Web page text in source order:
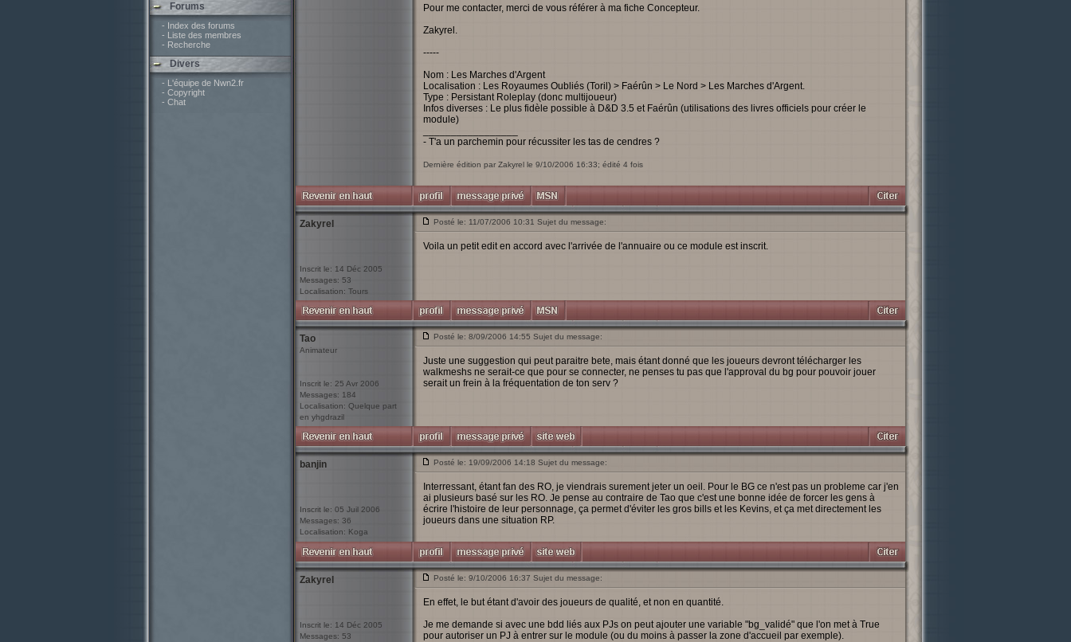
Forums
- Index des forums
- Liste des membres
- Recherche
Divers
- L'équipe de Nwn2.fr
- Copyright
- Chat
Pour me contacter, merci de vous référer à ma fiche Concepteur.
Zakyrel.
-----
Nom : Les Marches d'Argent
Localisation : Les Royaumes Oubliés (Toril) > Faérûn > Le Nord > Les Marches d'Argent.
Type : Persistant Roleplay (donc multijoueur)
Infos diverses : Le plus fidèle possible à D&D 3.5 et Faérûn (utilisations des livres officiels pour créer le
module)
- T'a un parchemin pour récussiter les tas de cendres ?
Dernière édition par Zakyrel le 9/10/2006 16:33; édité 4 fois
Zakyrel
Inscrit le: 14 Déc 2005
Messages: 53
Localisation: Tours
Posté le: 11/07/2006 10:31 Sujet du message:
Voila un petit edit en accord avec l'arrivée de l'annuaire ou ce module est inscrit.
Tao
Animateur
Inscrit le: 25 Avr 2006
Messages: 184
Localisation: Quelque part
en yhgdrazil
Posté le: 8/09/2006 14:55 Sujet du message:
Juste une suggestion qui peut paraitre bete, mais étant donné que les joueurs devront télécharger les
walkmeshs ne serait-ce que pour se connecter, ne penses tu pas que l'approval du bg pour pouvoir jouer
serait un frein à la fréquentation de ton serv ?
banjin
Inscrit le: 05 Juil 2006
Messages: 36
Localisation: Koga
Posté le: 19/09/2006 14:18 Sujet du message:
Interressant, étant fan des RO, je viendrais surement jeter un oeil. Pour le BG ce n'est pas un probleme car j'en
ai plusieurs basé sur les RO. Je pense au contraire de Tao que c'est une bonne idée de forcer les gens à
écrire l'histoire de leur personnage, ça permet d'éviter les gros bills et les Kevins, et ça met directement les
joueurs dans une situation RP.
Zakyrel
Inscrit le: 14 Déc 2005
Messages: 53
Posté le: 9/10/2006 16:37 Sujet du message:
En effet, le but étant d'avoir des joueurs de qualité, et non en quantité.
Je me demande si avec une bdd liés aux PJs on peut ajouter une variable "bg_validé" que l'on met à True
pour autoriser un PJ à entrer sur le module (ou du moins à passer la zone d'accueil par exemple).